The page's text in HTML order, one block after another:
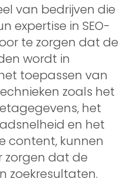
van bedrijven die
expertise in SEO-
te zorgen dat de
wordt in
toepassen van
zoals het
het
en het
content, kunnen
zorgen dat de
zoekresultaten.